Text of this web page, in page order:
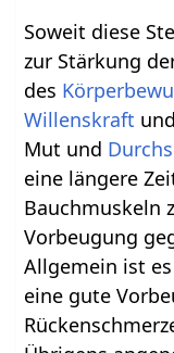
Soweit diese
zur Stärkung
des
Willenskraft und
Mut und
eine längere
Bauchmuskeln
Vorbeugung
Allgemein ist
eine gute